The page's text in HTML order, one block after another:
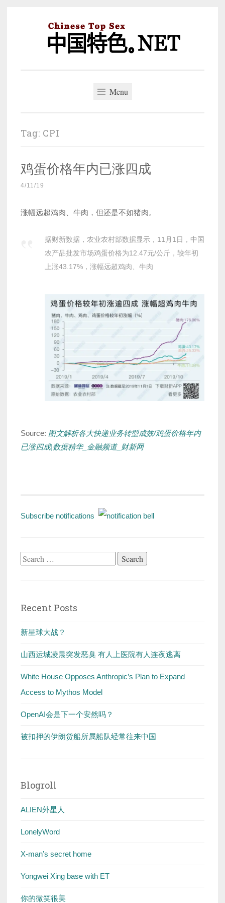
Menu
Tag: CPI
鸡蛋价格年内已涨四成
4/11/19
涨幅远超鸡肉、牛肉，但还是不如猪肉。
据财新数据，农业农村部数据显示，11月1日，中国
农产品批发市场鸡蛋价格为12.47元/公斤，较年初
上涨43.17%，涨幅远超鸡肉、牛肉
Source: 图文解析各大快递业务转型成效/鸡蛋价格年内
已涨四成|数据精华_金融频道_财新网
Subscribe notifications
Search
Recent Posts
新星球大战？
山西运城凌晨突发恶臭 有人上医院有人连夜逃离
White House Opposes Anthropic’s Plan to Expand
Access to Mythos Model
OpenAI会是下一个安然吗？
被扣押的伊朗货船所属船队经常往来中国
Blogroll
ALIEN外星人
LonelyWord
X-man’s secret home
Yongwei Xing base with ET
你的微笑很美